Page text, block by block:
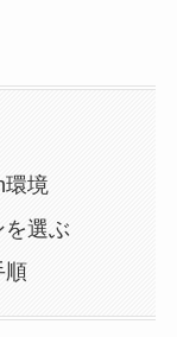
環境
を選ぶ
順